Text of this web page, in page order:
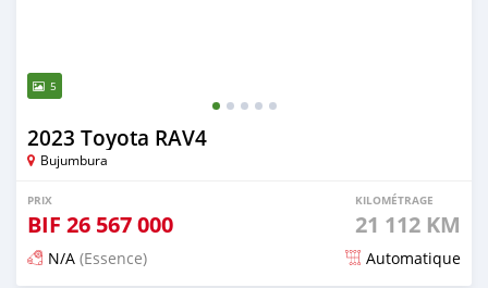
5
2023 Toyota RAV4
Bujumbura
PRIX
BIF 26 567 000
KILOMÉTRAGE
21 112 KM
N/A (Essence) Automatique